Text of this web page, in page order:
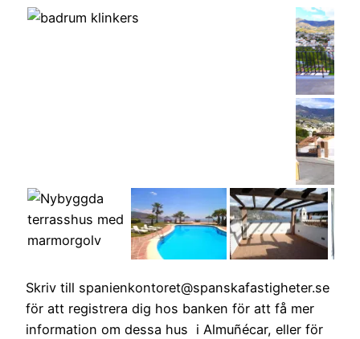
Skriv till spanienkontoret@spanskafastigheter.se
för att registrera dig hos banken för att få mer
information om dessa hus i Almuñécar, eller för